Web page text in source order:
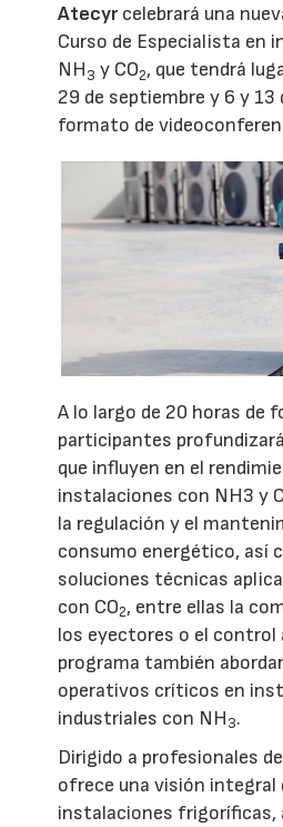
Atecyrcelebrará una
Curso de Especialista en
NH3 y CO2, que tendrá
29 de septiembre y 6 y 13
formato de
A lo largo de 20 horas de
participantes
que influyen en el
instalaciones con NH3 y
la regulación y el
consumo energético, así
soluciones técnicas
con CO2, entre ellas la
los eyectores o el control
programa también
operativos críticos en
industriales con NH3.
Dirigido a profesionales
ofrece una visión integral
instalaciones frigoríficas,